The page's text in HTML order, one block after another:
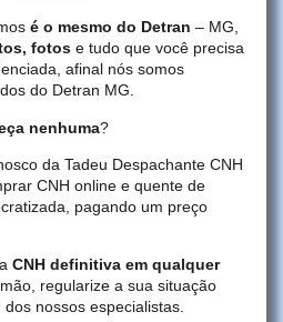
é o mesmo do Detran – MG,
fotos e tudo que você precisa
afinal nós somos
do Detran MG.
nenhuma?
da Tadeu Despachante CNH
CNH online e quente de
pagando um preço
CNH definitiva em qualquer
regularize a sua situação
nossos especialistas.